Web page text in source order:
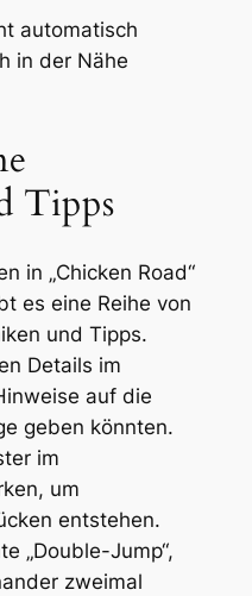
automatisch
in der Nähe
Tipps
in „Chicken Road“
es eine Reihe von
und Tipps.
Details im
auf die
geben könnten.
im
um
entstehen.
„Double-Jump“,
zweimal